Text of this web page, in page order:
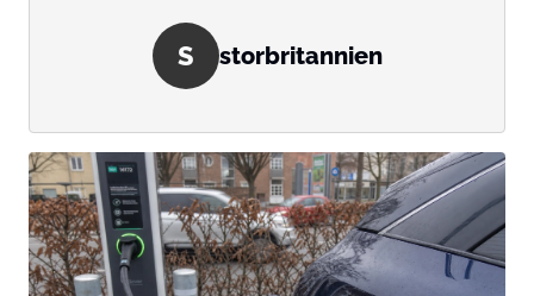
S storbritannien